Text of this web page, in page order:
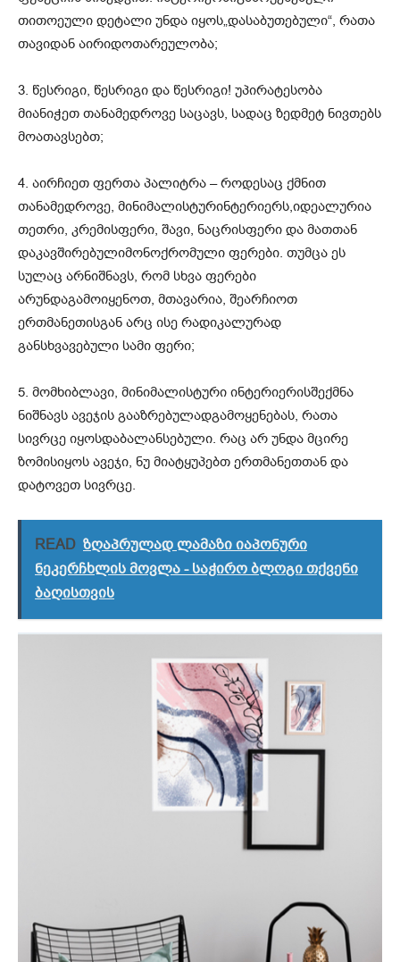
თითოეული დეტალი უნდა იყოს„დასაბუთებული“, რათა
თავიდან აირიდოთარეულობა;
3. წესრიგი, წესრიგი და წესრიგი! უპირატესობა
მიანიჭეთ თანამედროვე საცავს, სადაც ზედმეტ ნივთებს
მოათავსებთ;
4. აირჩიეთ ფერთა პალიტრა –როდესაც ქმნით
თანამედროვე, მინიმალისტურინტერიერს,იდეალურია
თეთრი, კრემისფერი, შავი, ნაცრისფერი და მათთან
დაკავშირებულიმონოქრომული ფერები. თუმცა ეს
სულაც არნიშნავს, რომ სხვა ფერები
არუნდაგამოიყენოთ, მთავარია, შეარჩიოთ
ერთმანეთისგან არც ისე რადიკალურად
განსხვავებული სამი ფერი;
5. მომხიბლავი, მინიმალისტური ინტერიერისშექმნა
ნიშნავს ავეჯის გააზრებულადგამოყენებას, რათა
სივრცე იყოსდაბალანსებული. რაც არ უნდა მცირე
ზომისიყოს ავეჯი, ნუ მიატყუპებთ ერთმანეთთან და
დატოვეთ სივრცე.
READ ზღაპრულად ლამაზი იაპონური
ნეკერჩხლის მოვლა - საჭირო ბლოგი თქვენი
ბაღისთვის